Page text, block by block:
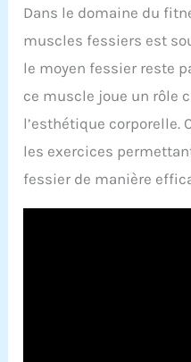
Dans le domaine du
muscles fessiers est
le moyen fessier reste
ce muscle joue un rôle
l’esthétique corporelle.
les exercices
fessier de manière